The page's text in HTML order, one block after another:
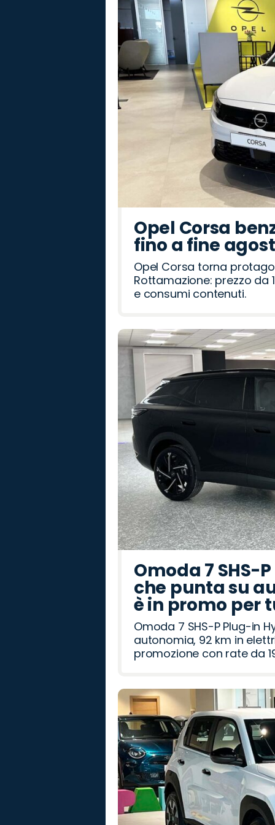
Land
Rover
Seat
Fiat
Jaecoo
Jeep
Abarth
Mazda
Citroën
Cupra
Lancia
Hyundai
Alfa
Romeo
Omoda
Opel
Peugeot
Opel Corsa
fino a fine
Opel Corsa torna
Rottamazione: prezzo da
e consumi contenuti.
Omoda 7 SHS-
che punta su
è in promo per
Omoda 7 SHS-P Plug-in
autonomia, 92 km in
promozione con rate da